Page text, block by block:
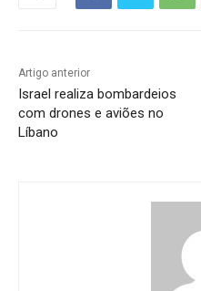
Artigo anterior
Israel realiza bombardeios
com drones e aviões no
Líbano